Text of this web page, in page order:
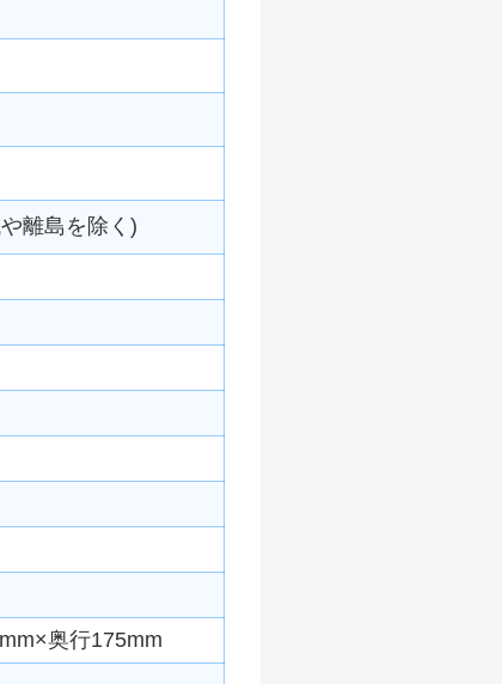
離島を除く)
奥行175mm